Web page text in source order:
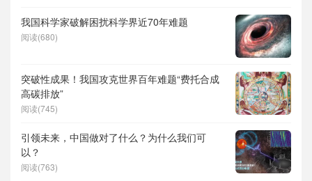
我国科学家破解困扰科学界近70年难题
阅读(680)
突破性成果！我国攻克世界百年难题“费托合成
高碳排放”
阅读(745)
引领未来，中国做对了什么？为什么我们可
以？
阅读(763)